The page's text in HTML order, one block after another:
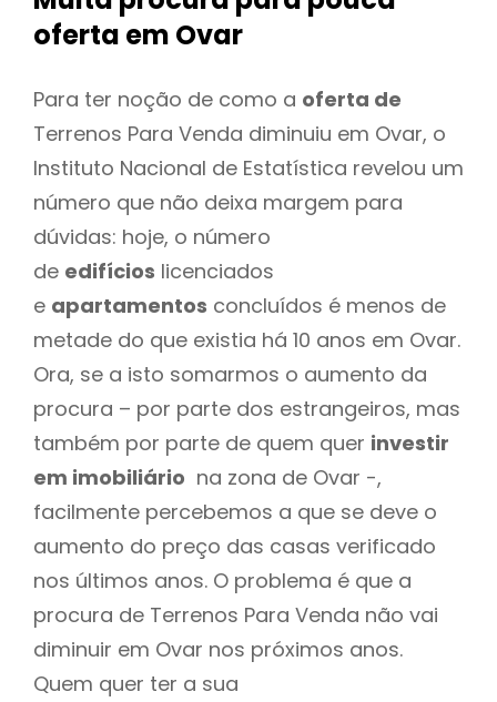
oferta em Ovar
Para ter noção de como a oferta de
Terrenos Para Venda diminuiu em Ovar, o
Instituto Nacional de Estatística revelou um
número que não deixa margem para
dúvidas: hoje, o número
de edifícios licenciados
e apartamentos concluídos é menos de
metade do que existia há 10 anos em Ovar.
Ora, se a isto somarmos o aumento da
procura – por parte dos estrangeiros, mas
também por parte de quem quer investir
em imobiliário na zona de Ovar -,
facilmente percebemos a que se deve o
aumento do preço das casas verificado
nos últimos anos. O problema é que a
procura de Terrenos Para Venda não vai
diminuir em Ovar nos próximos anos.
Quem quer ter a sua